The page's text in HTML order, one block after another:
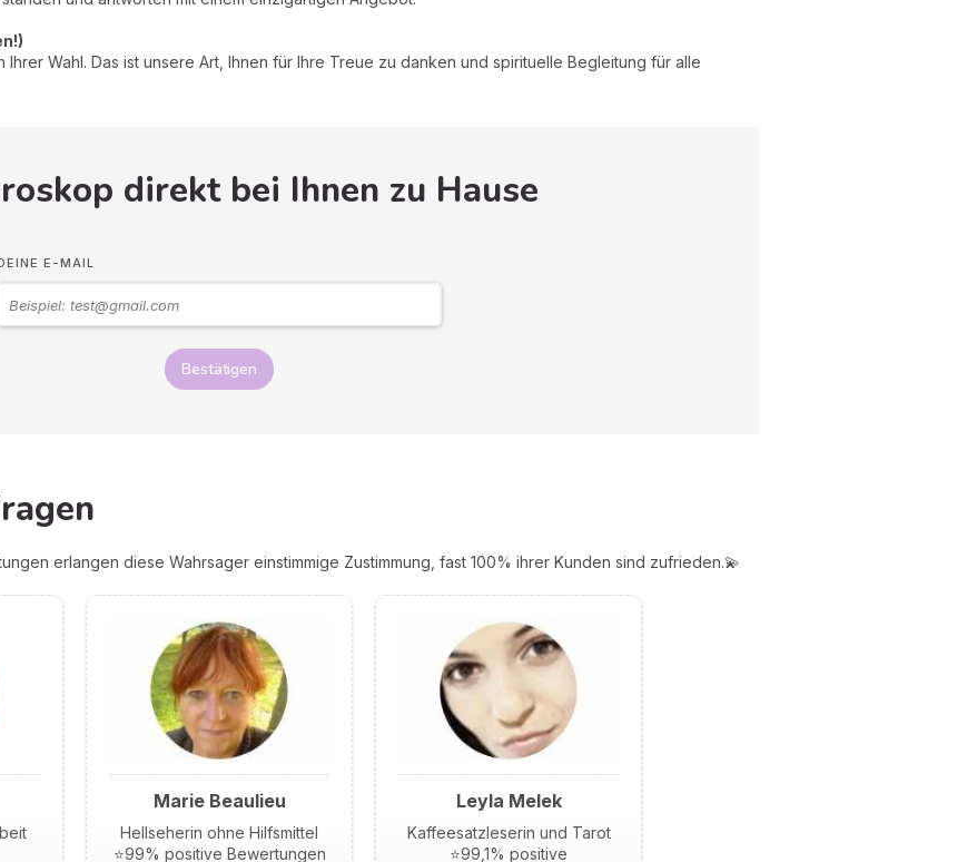
Wahl. Das ist unsere Art, Ihnen für Ihre Treue zu danken und spirituelle Begleitung für alle
direkt bei Ihnen zu Hause
E-MAIL
Bestätigen
erlangen diese Wahrsager einstimmige Zustimmung, fast 100% ihrer Kunden sind zufrieden.💫
Marie Beaulieu
Hellseherin ohne Hilfsmittel
⭐99% positive Bewertungen
Leyla Melek
Kaffeesatzleserin und Tarot
⭐99,1% positive